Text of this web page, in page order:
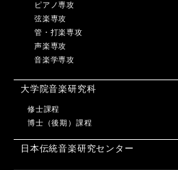
ピアノ専攻
弦楽専攻
管・打楽専攻
声楽専攻
音楽学専攻
大学院音楽研究科
修士課程
博士（後期）課程
日本伝統音楽研究センター